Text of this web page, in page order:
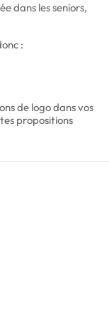
dans les seniors,
:
de logo dans vos
propositions